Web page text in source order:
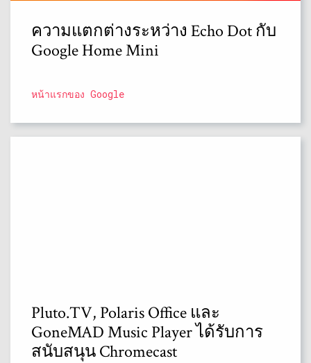
ความแตกต่างระหว่าง Echo Dot กับ
Google Home Mini
หน้าแรกของ Google
Pluto.TV, Polaris Office และ
GoneMAD Music Player ได้รับการ
สนับสนุน Chromecast